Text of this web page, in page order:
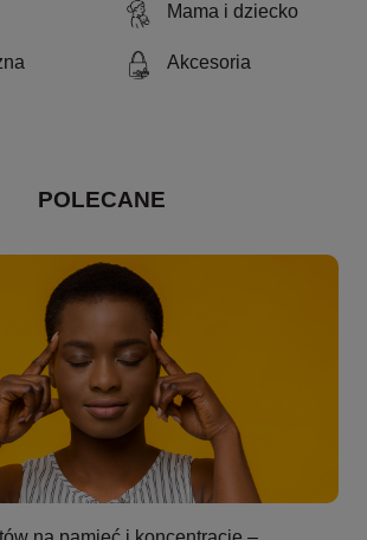
Mama i dziecko
Akcesoria
POLECANE